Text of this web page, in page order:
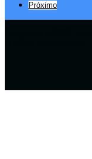
Próximo